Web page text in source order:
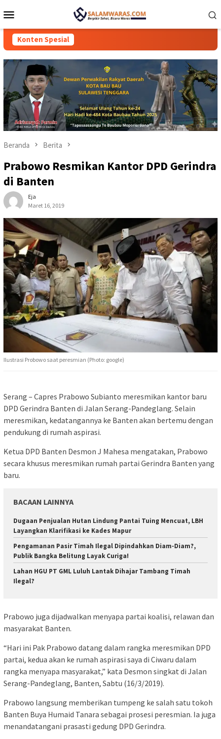
ke
Mobile
Konten Spesial
Beranda Berita
Prabowo Resmikan Kantor DPD Gerindra
di Banten
Eja
Maret 16, 2019
Ilustrasi Probowo saat peresmian (Photo: google)
Serang – Capres Prabowo Subianto meresmikan kantor baru
DPD Gerindra Banten di Jalan Serang-Pandeglang. Selain
meresmikan, kedatangannya ke Banten akan bertemu dengan
pendukung di rumah aspirasi.
Ketua DPD Banten Desmon J Mahesa mengatakan, Prabowo
secara khusus meresmikan rumah partai Gerindra Banten yang
baru.
BACAAN LAINNYA
Dugaan Penjualan Hutan Lindung Pantai Tuing Mencuat, LBH
Layangkan Klarifikasi ke Kades Mapur
Pengamanan Pasir Timah Ilegal Dipindahkan Diam-Diam?,
Publik Bangka Belitung Layak Curiga!
Lahan HGU PT GML Luluh Lantak Dihajar Tambang Timah
Ilegal?
Prabowo juga dijadwalkan menyapa partai koalisi, relawan dan
masyarakat Banten.
“Hari ini Pak Prabowo datang dalam rangka meresmikan DPD
partai, kedua akan ke rumah aspirasi saya di Ciwaru dalam
rangka menyapa masyarakat,” kata Desmon singkat di Jalan
Serang-Pandeglang, Banten, Sabtu (16/3/2019).
Prabowo langsung memberikan tumpeng ke salah satu tokoh
Banten Buya Humaid Tanara sebagai prosesi peresmian. Ia juga
menandatangani prasasti gedung DPD Gerindra.